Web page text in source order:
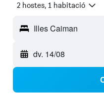
2 hostes, 1 habitació
Illes Caiman
dv. 14/08